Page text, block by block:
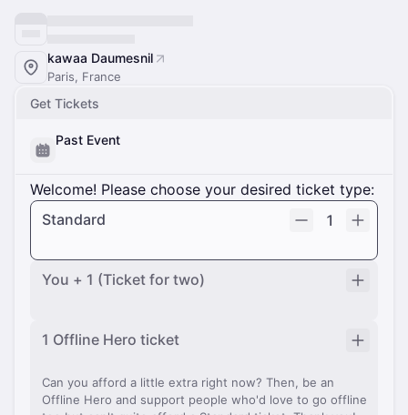
kawaa Daumesnil
Paris, France
Get Tickets
Past Event
Welcome! Please choose your desired ticket type:
Standard
1
You + 1 (Ticket for two)
1 Offline Hero ticket
Can you afford a little extra right now? Then, be an
Offline Hero and support people who'd love to go offline